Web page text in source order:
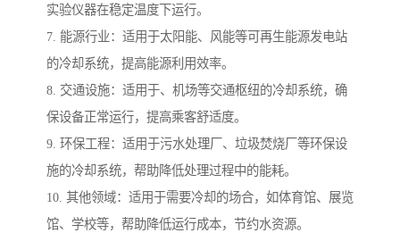
实验仪器在稳定温度下运行。
7. 能源行业：适用于太阳能、风能等可再生能源发电站
的冷却系统，提高能源利用效率。
8. 交通设施：适用于、机场等交通枢纽的冷却系统，确
保设备正常运行，提高乘客舒适度。
9. 环保工程：适用于污水处理厂、垃圾焚烧厂等环保设
施的冷却系统，帮助降低处理过程中的能耗。
10. 其他领域：适用于需要冷却的场合，如体育馆、展览
馆、学校等，帮助降低运行成本，节约水资源。